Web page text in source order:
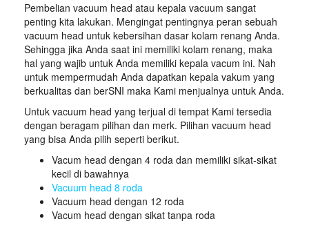
Pembelian vacuum head atau kepala vacuum sangat
penting kita lakukan. Mengingat pentingnya peran sebuah
vacuum head untuk kebersihan dasar kolam renang Anda.
Sehingga jika Anda saat ini memiliki kolam renang, maka
hal yang wajib untuk Anda memiliki kepala vacum ini. Nah
untuk mempermudah Anda dapatkan kepala vakum yang
berkualitas dan berSNI maka Kami menjualnya untuk Anda.
Untuk vacuum head yang terjual di tempat Kami tersedia
dengan beragam pilihan dan merk. Pilihan vacuum head
yang bisa Anda pilih seperti berikut.
Vacum head dengan 4 roda dan memiliki sikat-sikat
kecil di bawahnya
Vacuum head 8 roda
Vacuum head dengan 12 roda
Vacum head dengan sikat tanpa roda